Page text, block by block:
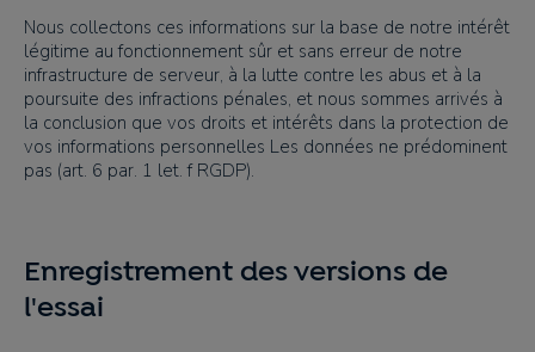
Nous collectons ces informations sur la base de notre intérêt
légitime au fonctionnement sûr et sans erreur de notre
infrastructure de serveur, à la lutte contre les abus et à la
poursuite des infractions pénales, et nous sommes arrivés à
la conclusion que vos droits et intérêts dans la protection de
vos informations personnelles Les données ne prédominent
pas (art. 6 par. 1 let. f RGDP).
Enregistrement des versions de
l'essai